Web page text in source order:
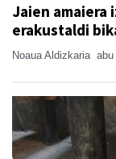
Jaien
erakustaldi
Noaua Aldizkaria abu